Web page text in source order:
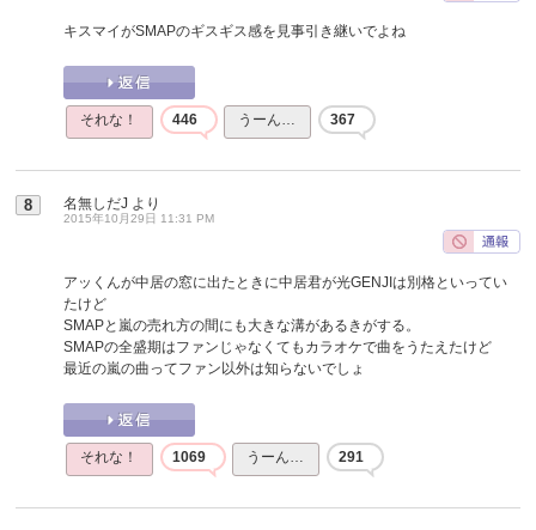
キスマイがSMAPのギスギス感を見事引き継いでよね
それな！ 446 うーん… 367
8 名無しだJ より
2015年10月29日 11:31 PM
アッくんが中居の窓に出たときに中居君が光GENJIは別格といってい
たけど
SMAPと嵐の売れ方の間にも大きな溝があるきがする。
SMAPの全盛期はファンじゃなくてもカラオケで曲をうたえたけど
最近の嵐の曲ってファン以外は知らないでしょ
それな！ 1069 うーん… 291